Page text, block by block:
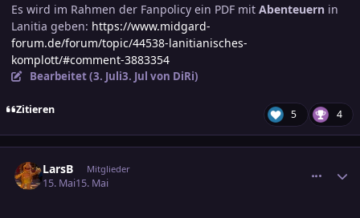
Es wird im Rahmen der Fanpolicy ein PDF mit Abenteuern in
Lanitia geben: https://www.midgard-
forum.de/forum/topic/44538-lanitianisches-
komplott/#comment-3883354
Bearbeitet (3. Juli3. Jul von DiRi)
Zitieren 5 4
LarsB Mitglieder
15. Mai15. Mai